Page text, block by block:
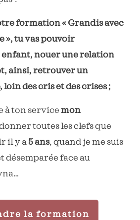
formation « Grandis avec
», tu vas pouvoir
nouer une relation
ainsi, retrouver un
des cris et des crises ;
à ton servicemon
toutes les clefs que
il y a5 ans, quand je me suis
désemparée face au
la formation